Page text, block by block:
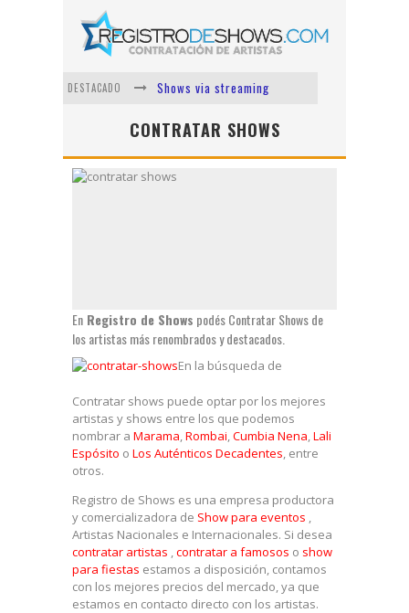
DESTACADO
Shows via streaming
Lit Killah
Nicki Nicole
Duki
CONTRATAR SHOWS
En Registro de Shows podés Contratar Shows de
los artistas más renombrados y destacados.
En la búsqueda de
Contratar shows puede optar por los mejores
artistas y shows entre los que podemos
nombrar a Marama Rombai Cumbia Nena Lali
Espósito o Los Auténticos Decadentes , entre
otros.
Registro de Shows es una empresa productora
y comercializadora de Show para eventos
Artistas Nacionales e Internacionales. Si desea
contratar artistas contratar a famosos o show
para fiestas estamos a disposición, contamos
con los mejores precios del mercado, ya que
estamos en contacto directo con los artistas.